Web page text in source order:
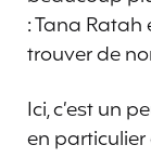
: Tana
trouver de
Ici, c’est un
en particulier